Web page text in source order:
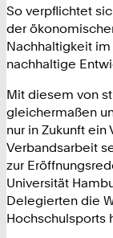
So verpflichtet
der
Nachhaltigkeit
nachhaltige
Mit diesem von
gleichermaßen
nur in Zukunft
Verbandsarbeit
zur
Universität
Delegierten die
Hochschulsports